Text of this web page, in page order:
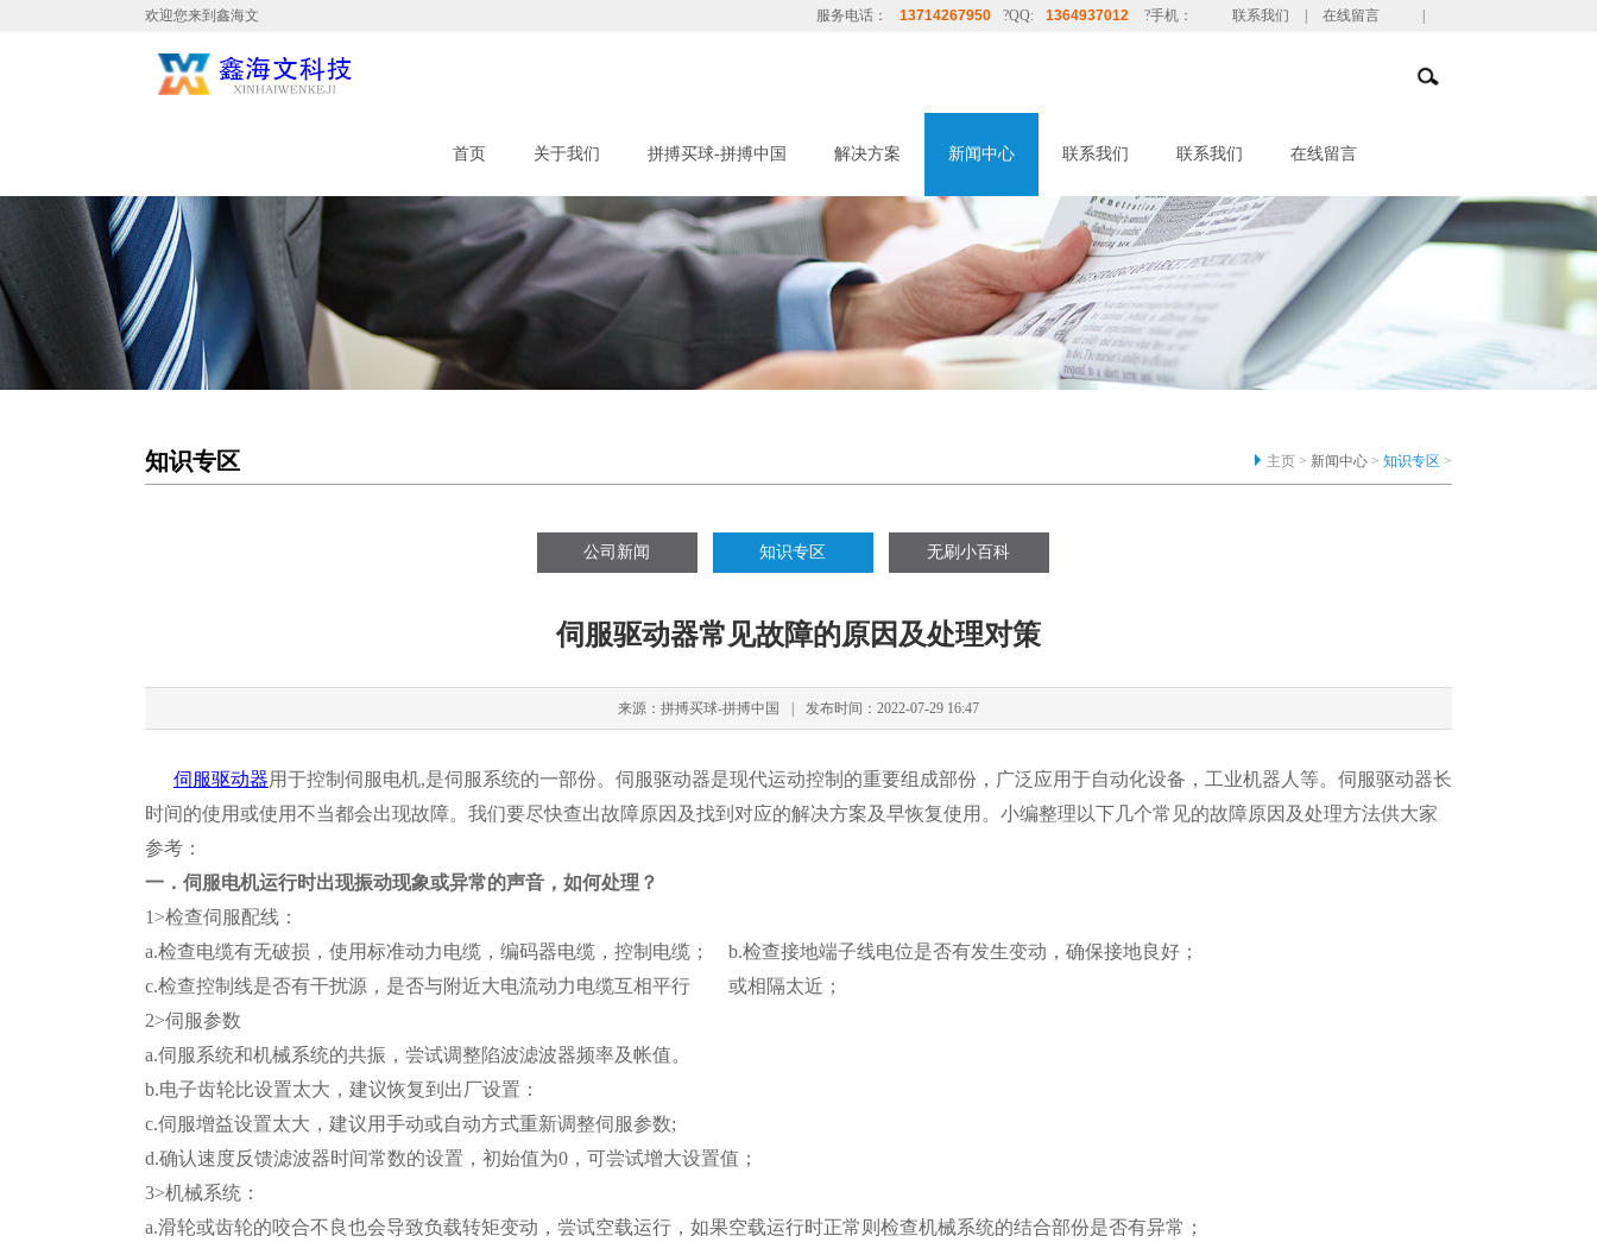
欢迎您来到鑫海文 服务电话： 13714267950 ?QQ: 1364937012 ?手机： 联系我们 在线留言
首页 关于我们 拼搏买球-拼搏中国 解决方案 新闻中心 联系我们 联系我们 在线留言
知识专区 主页 > 新闻中心 > 知识专区 >
公司新闻 知识专区 无刷小百科
伺服驱动器常见故障的原因及处理对策
来源：拼搏买球-拼搏中国 发布时间：2022-07-29 16:47
伺服驱动器用于控制伺服电机,是伺服系统的一部份。伺服驱动器是现代运动控制的重要组成部份，广泛应用于自动化设备，工业机器人等。伺服驱动器长
时间的使用或使用不当都会出现故障。我们要尽快查出故障原因及找到对应的解决方案及早恢复使用。小编整理以下几个常见的故障原因及处理方法供大家
参考：
一．伺服电机运行时出现振动现象或异常的声音 ，如何处理？
1>检查伺服配线：
a.检查电缆有无破损，使用标准动力电缆，编码器电缆，控制电缆； b.检查接地端子线电位是否有发生变动，确保接地良好；
c.检查控制线是否有干扰源，是否与附近大电流动力电缆互相平行 或相隔太近；
2>伺服参数
a.伺服系统和机械系统的共振，尝试调整陷波滤波器频率及帐值。
b.电子齿轮比设置太大，建议恢复到出厂设置：
c.伺服增益设置太大，建议用手动或自动方式重新调整伺服参数;
d.确认速度反馈滤波器时间常数的设置，初始值为0，可尝试增大设置值；
3>机械系统：
a.滑轮或齿轮的咬合不良也会导致负载转矩变动，尝试空载运行，如果空载运行时正常则检查机械系统的结合部份是否有异常；